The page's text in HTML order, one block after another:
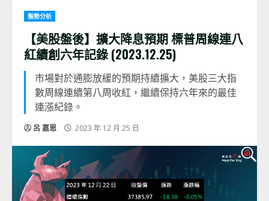
盤勢分析
【美股盤後】擴大降息預期 標普周線連八
紅續創六年記錄 (2023.12.25)
市場對於通膨放緩的預期持續擴大，美股三大指
數周線連續第八周收紅，繼續保持六年來的最佳
連漲紀錄。
呂 嘉恩 2023 年 12 月 25 日